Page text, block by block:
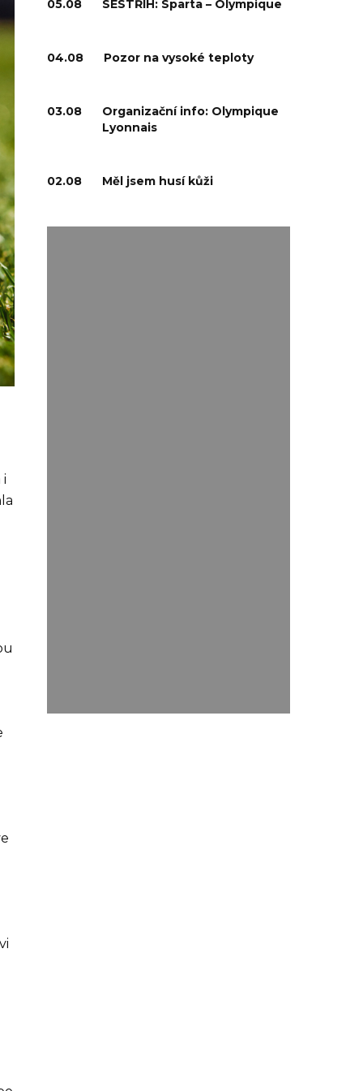
i
05.08 SESTŘIH: Sparta – Olympique
04.08 Pozor na vysoké teploty
03.08
Organizační info: Olympique
Lyonnais
02.08 Měl jsem husí kůži